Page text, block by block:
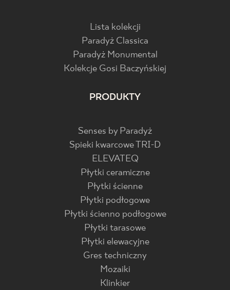
Lista kolekcji
Paradyż Classica
Paradyż Monumental
Kolekcje Gosi Baczyńskiej
PRODUKTY
Senses by Paradyż
Spieki kwarcowe TRI-D
ELEVATEQ
Płytki ceramiczne
Płytki ścienne
Płytki podłogowe
Płytki ścienno podłogowe
Płytki tarasowe
Płytki elewacyjne
Gres techniczny
Mozaiki
Klinkier